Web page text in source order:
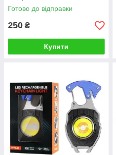
a8850
Готово до відправки
250 ₴
Купити